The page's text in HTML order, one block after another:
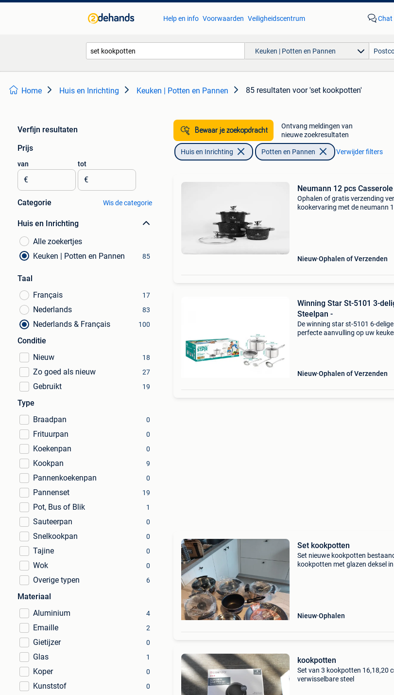
Help en info Voorwaarden Veiligheidscentrum Chat
Keuken | Potten en Pannen
Home Huis en Inrichting Keuken | Potten en Pannen 85 resultaten voor 'set kookpotten'
Verfijn resultaten
Prijs
van
€
tot
€
Categorie Wis de categorie
Huis en Inrichting
Alle zoekertjes
Keuken | Potten en Pannen
85
Taal
Français
17
Nederlands 83
Nederlands & Français 100
Conditie
Nieuw
18
Zo goed als nieuw 27
Gebruikt 19
Type
Braadpan
0
Frituurpan 0
Koekenpan 0
Kookpan 9
Pannenkoekenpan 0
Pannenset 19
Pot, Bus of Blik 1
Sauteerpan 0
Snelkookpan 0
Tajine 0
Wok 0
Overige typen 6
Materiaal
Aluminium
4
Emaille 2
Gietijzer 0
Glas 1
Koper 0
Kunststof 0
Bewaar je zoekopdracht
Ontvang meldingen van
nieuwe zoekresultaten
Huis en Inrichting Potten en Pannen Verwijder filters
Neumann 12 pcs
Ophalen of gratis verzending
kookervaring met de neumann
Nieuw Ophalen of Verzenden
Winning Star St-5101 3-
Steelpan -
De winning star st-5101 6-
perfecte aanvulling op uw
Nieuw Ophalen of Verzenden
Set kookpotten
Set nieuwe kookpotten
kookpotten met glazen deksel
Nieuw Ophalen
kookpotten
Set van 3 kookpotten 16,18,20
verwisselbare steel